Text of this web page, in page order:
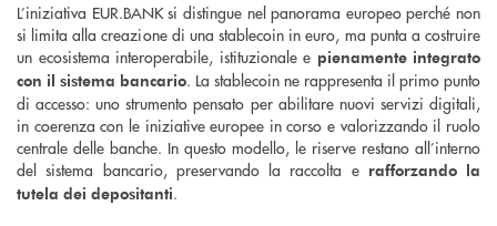
L’iniziativa EUR.BANK si distingue nel panorama europeo perché non
si limita alla creazione di una stablecoin in euro, ma punta a costruire
un ecosistema interoperabile, istituzionale e pienamente integrato
con il sistema bancario. La stablecoin ne rappresenta il primo punto
di accesso: uno strumento pensato per abilitare nuovi servizi digitali,
in coerenza con le iniziative europee in corso e valorizzando il ruolo
centrale delle banche. In questo modello, le riserve restano all’interno
del sistema bancario, preservando la raccolta e rafforzando la
tutela dei depositanti.